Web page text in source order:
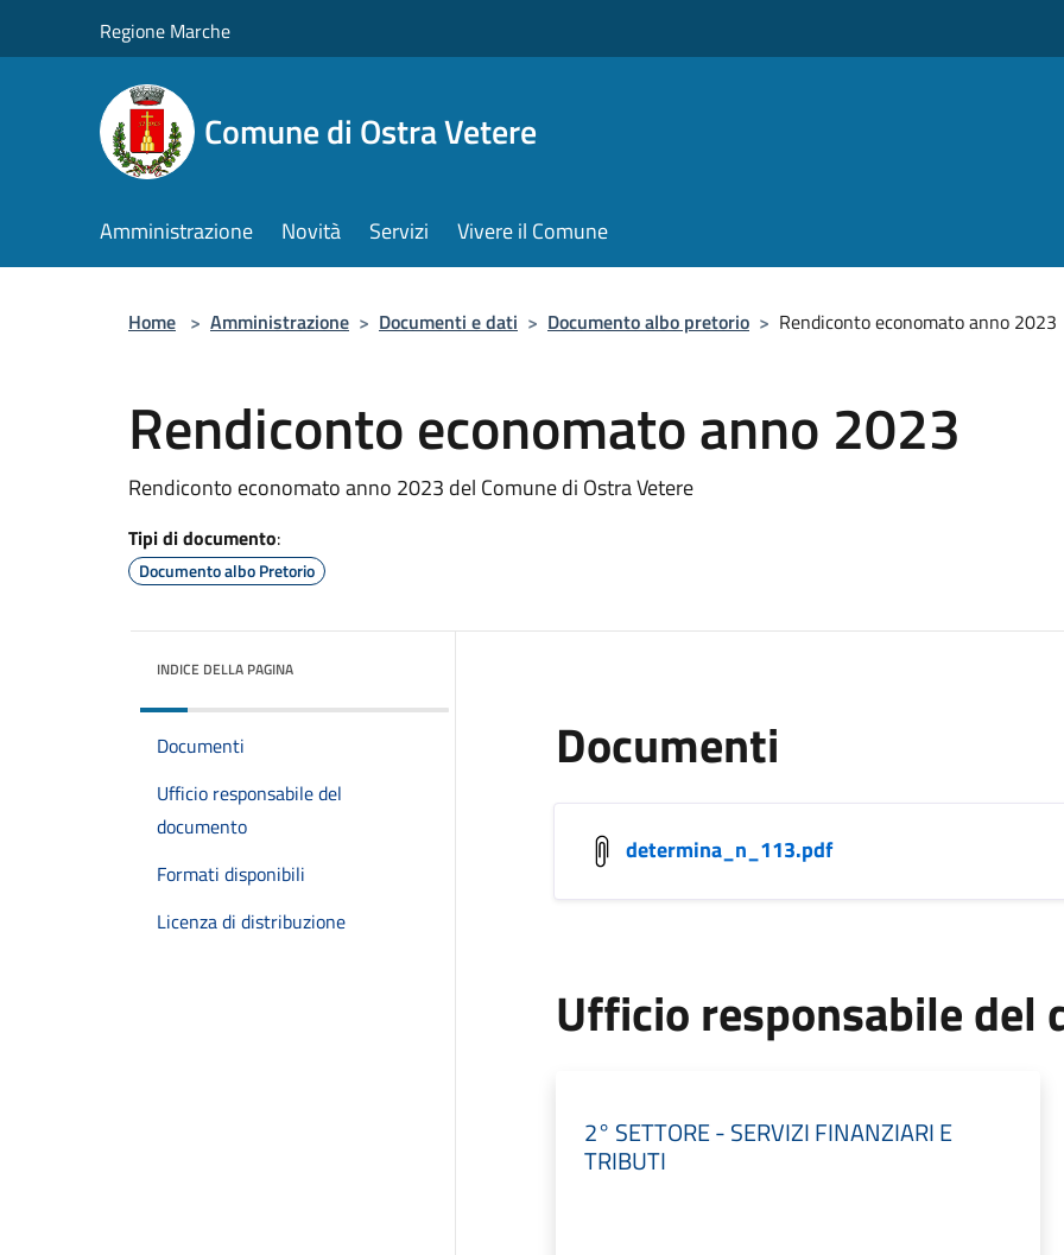
Regione Marche
Comune di Ostra Vetere
Amministrazione Novità Servizi Vivere il Comune
Home > Amministrazione > Documenti e dati > Documento albo pretorio > Rendiconto economato anno 2023
Rendiconto economato anno 2023
Rendiconto economato anno 2023 del Comune di Ostra Vetere
Tipi di documento:
Documento albo Pretorio
INDICE DELLA PAGINA
Documenti
Ufficio responsabile del
documento
Formati disponibili
Licenza di distribuzione
Documenti
determina_n_113.pdf
Ufficio responsabile del
2° SETTORE - SERVIZI FINANZIARI E
TRIBUTI